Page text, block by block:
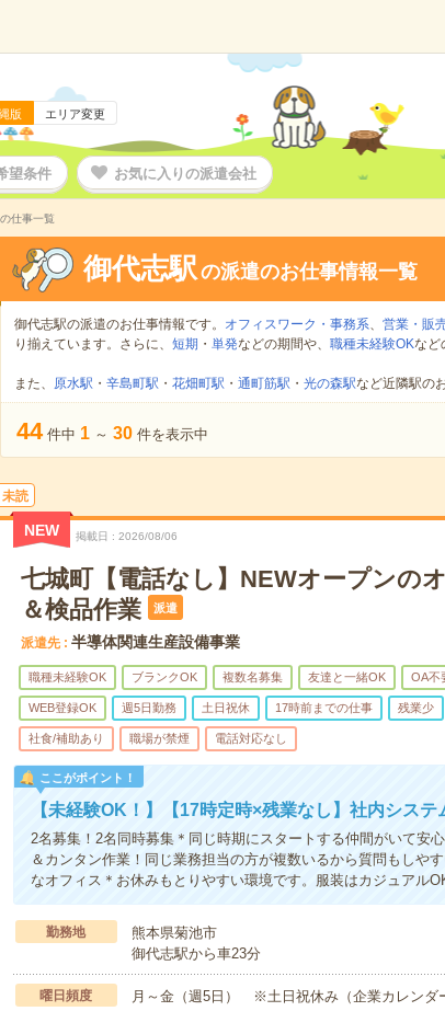
版 エリア変更
望条件 お気に入りの派遣会社
仕事一覧
御代志駅の派遣のお仕事情報一覧
御代志駅の派遣のお仕事情報です。 オフィスワーク・事務系、 営業・販
り揃えています。さらに、 短期 ・ 単発などの期間や、 職種未経験OKなど
また、 原水駅 ・ 辛島町駅 ・ 花畑町駅 ・ 通町筋駅 ・ 光の森駅など近隣駅の
44 件中 1 ～ 30 件を表示中
未読
NEW 掲載日 2026/08/06
七城町【電話なし】NEWオープンの
＆検品作業
派遣
派遣先 半導体関連生産設備事業
職種未経験OK ブランクOK 複数名募集 友達と一緒OK OA不
WEB登録OK 週5日勤務 土日祝休 17時前までの仕事 残業少
社食/補助あり 職場が禁煙 電話対応なし
ここがポイント！
【未経験OK！】【17時定時×残業なし】社内シス
2名募集！2名同時募集＊同じ時期にスタートする仲間がいて安
＆カンタン作業！同じ業務担当の方が複数いるから質問もしや
なオフィス＊お休みもとりやすい環境です。服装はカジュアル
勤務地
熊本県菊池市
御代志駅から車23分
曜日頻度 月～金（週5日） ※土日祝休み（企業カレンダ